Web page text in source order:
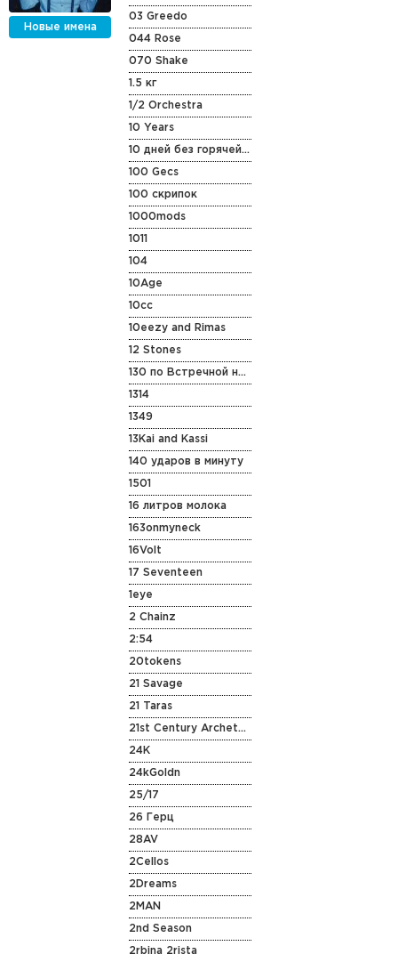
Новые имена
03 Greedo
044 Rose
070 Shake
1.5 кг
1/2 Orchestra
10 Years
10 дней без горячей воды
100 Gecs
100 скрипок
1000mods
1011
104
10Age
10cc
10eezy and Rimas
12 Stones
130 по Встречной на Старенькой Vespa
1314
1349
13Kai and Kassi
140 ударов в минуту
1501
16 литров молока
163onmyneck
16Volt
17 Seventeen
1eye
2 Chainz
2:54
20tokens
21 Savage
21 Taras
21st Century Archetype
24K
24kGoldn
25/17
26 Герц
28AV
2Cellos
2Dreams
2MAN
2nd Season
2rbina 2rista